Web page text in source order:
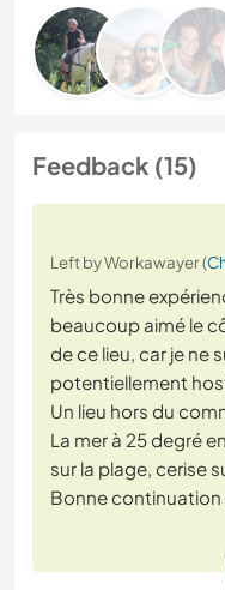
Feedback (15)
Left by Workawayer (
Très bonne
beaucoup aimé le
de ce lieu, car je ne
potentiellement
Un lieu hors du
La mer à 25 degré
sur la plage, cerise
Bonne